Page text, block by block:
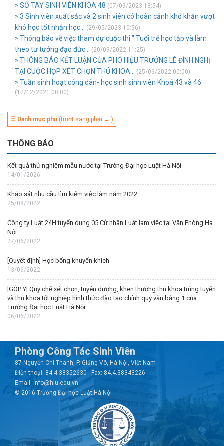
» SỔ TAY SINH VIÊN KHÓA 48 (07/09/2023 18:54)
» 3 Sinh viên xuất sắc và 2 sinh viên có hoàn cảnh khó khăn vượt
khó học tốt nhận học...
(29/05/2023 10:56)
» Thông báo về việc tham dự cuộc thi " Tuổi trẻ học tập và làm
theo tư tưởng đạo đức...
(20/09/2022 11:25)
» THÔNG BÁO KẾT LUẬN CỦA PHÓ HIỆU TRƯỞNG LÊ ĐÌNH NGHỊ
TẠI CUỘC HỌP XÉT CHỌN THỦ KHOA...
(25/06/2022 00:00)
» Tuần sinh hoạt công dân- học sinh sinh viên Khoá 43 và 46
(12/12/2021 00:00)
☰ Danh mục phụ (trượt sang phải → )
THÔNG BÁO
Kết quả thử nghiệm mẫu nước tại Trường Đại học Luật Hà Nội
14/01/2026
Khảo sát nhu cầu tìm kiếm việc làm năm 2022
25/08/2022
Công ty Luật 24H tuyển dụng 05 Cử nhân Luật làm việc tại Văn Phòng Hà
Nội
27/06/2022
[Quyết định] Học bổng khuyến khích
13/06/2022
[GÓP Ý] Quy chế xét chọn, tuyên dương, khen thưởng thủ khoa trúng tuyển
và thủ khoa tốt nghiệp hình thức đào tạo chính quy văn bằng 1 của
Trường Đại học Luật Hà Nội
06/06/2022
Phòng Công Tác Sinh Viên
87 Nguyễn Chí Thanh, P. Giảng Võ, Hà Nội, Việt Nam
Điện thoại: 84.4.38352630 - Fax: 84.4.38343226
Email: info@hlu.edu.vn
© 2016 Trường Đại học Luật Hà Nội